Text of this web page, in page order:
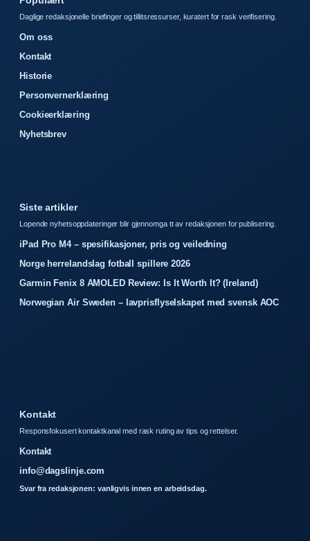
Daglige redaksjonelle briefinger og tillitsressurser, kuratert for rask verifisering.
Om oss
Kontakt
Historie
Personvernerklæring
Cookieerklæring
Nyhetsbrev
Siste artikler
Lopende nyhetsoppdateringer blir gjennomga tt av redaksjonen for publisering.
iPad Pro M4 – spesifikasjoner, pris og veiledning
Norge herrelandslag fotball spillere 2026
Garmin Fenix 8 AMOLED Review: Is It Worth It? (Ireland)
Norwegian Air Sweden – lavprisflyselskapet med svensk AOC
Kontakt
Responsfokusert kontaktkanal med rask ruting av tips og rettelser.
Kontakt
info@dagslinje.com
Svar fra redaksjonen: vanligvis innen en arbeidsdag.